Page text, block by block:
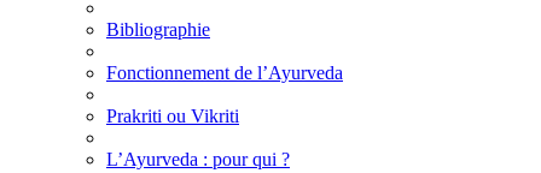
Bibliographie
Fonctionnement de l’Ayurveda
Prakriti ou Vikriti
L’Ayurveda : pour qui ?